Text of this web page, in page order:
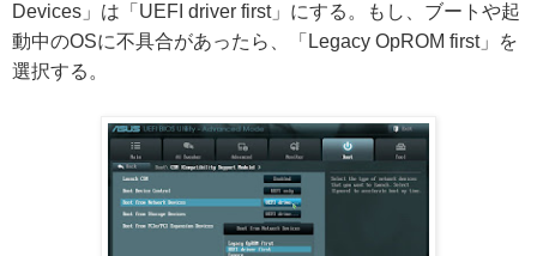
Devices」は「UEFI driver first」にする。もし、ブートや起
動中のOSに不具合があったら、「Legacy OpROM first」を
選択する。